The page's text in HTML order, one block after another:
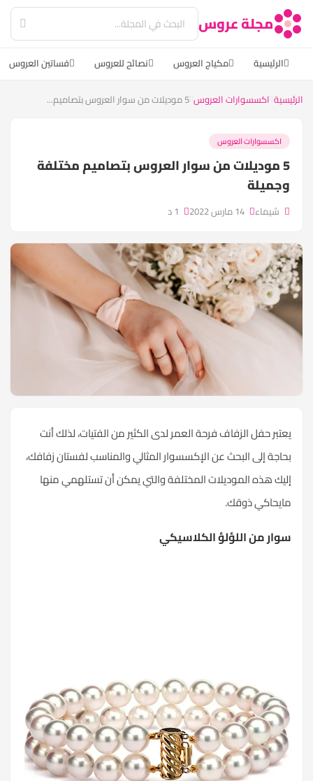
مجلة عروس
الرئيسية مكياج العروس نصائح للعروس فساتين العروس
الرئيسية اكسسوارات العروس 5 موديلات من سوار العروس بتصاميم...
اكسسوارات العروس
5 موديلات من سوار العروس بتصاميم مختلفة
وجميلة
شيماء
يعتبر حفل الزفاف فرحة العمر لدى الكثير من الفتيات، لذلك أنت
بحاجة إلى البحث عن الإكسسوار المثالي والمناسب لفستان زفافك،
إليك هذه الموديلات المختلفة والتي يمكن أن تستلهمي منها
مايحاكي ذوقك.
سوار من اللؤلؤ الكلاسيكي